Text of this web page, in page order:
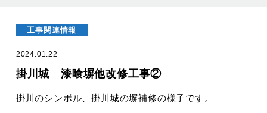
工事関連情報
2024.01.22
掛川城 漆喰塀他改修工事②
掛川のシンボル、掛川城の塀補修の様子です。